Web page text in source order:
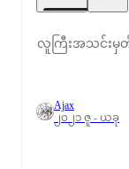
လူကြီးအသင်းမှ
Ajax
၂၀၂၁ ဇူ - ယခု